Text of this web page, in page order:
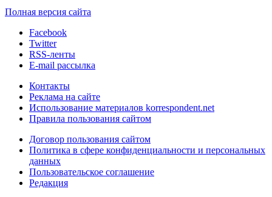
Полная версия сайта
Facebook
Twitter
RSS-ленты
E-mail рассылка
Контакты
Реклама на сайте
Использование материалов korrespondent.net
Правила пользования сайтом
Договор пользования сайтом
Политика в сфере конфиденциальности и персональных
данных
Пользовательское соглашение
Редакция